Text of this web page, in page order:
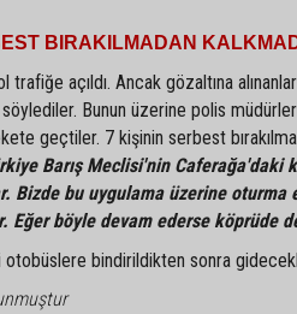
BIRAKILMADAN
trafiğe açıldı. Ancak gözaltına
Bunun üzerine polis
geçtiler. 7 kişinin serbest
Barış Meclisi'nin Caferağa'daki
Bizde bu uygulama üzerine
böyle devam ederse köprüde
otobüslere bindirildikten sonra